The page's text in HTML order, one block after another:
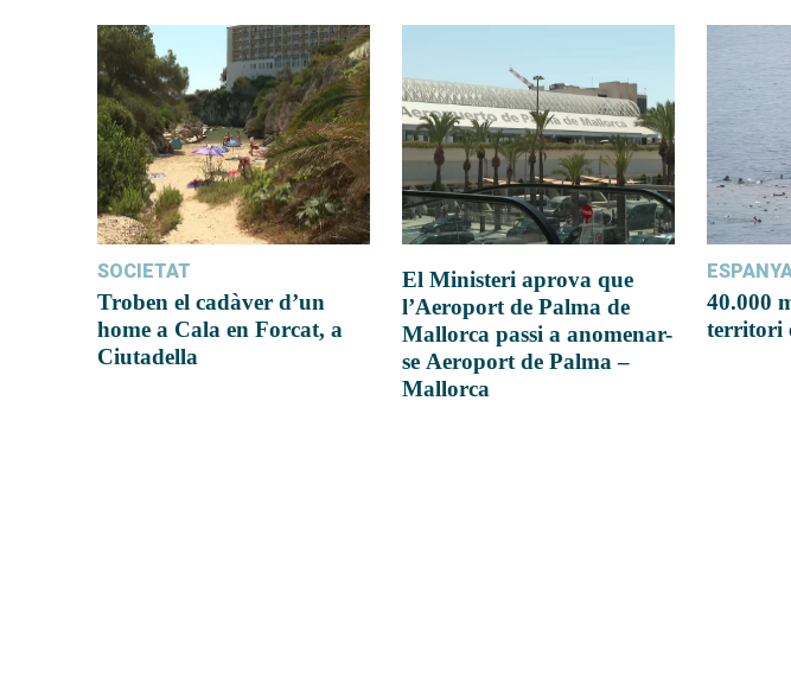
SOCIETAT
Troben el cadàver d’un
home a Cala en Forcat, a
Ciutadella
El Ministeri aprova que
l’Aeroport de Palma de
Mallorca passi a anomenar-
se Aeroport de Palma –
Mallorca
40.000
territori